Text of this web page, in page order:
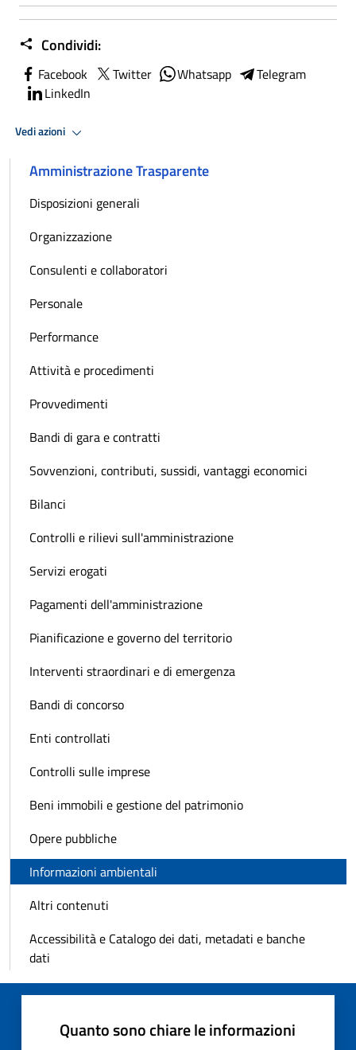
Condividi:
Facebook Twitter Whatsapp
Telegram
LinkedIn
Vedi azioni
Amministrazione Trasparente
Disposizioni generali
Organizzazione
Consulenti e collaboratori
Personale
Performance
Attività e procedimenti
Provvedimenti
Bandi di gara e contratti
Sovvenzioni, contributi, sussidi, vantaggi economici
Bilanci
Controlli e rilievi sull'amministrazione
Servizi erogati
Pagamenti dell'amministrazione
Pianificazione e governo del territorio
Interventi straordinari e di emergenza
Bandi di concorso
Enti controllati
Controlli sulle imprese
Beni immobili e gestione del patrimonio
Opere pubbliche
Informazioni ambientali
Altri contenuti
Accessibilità e Catalogo dei dati, metadati e banche
dati
Quanto sono chiare le informazioni